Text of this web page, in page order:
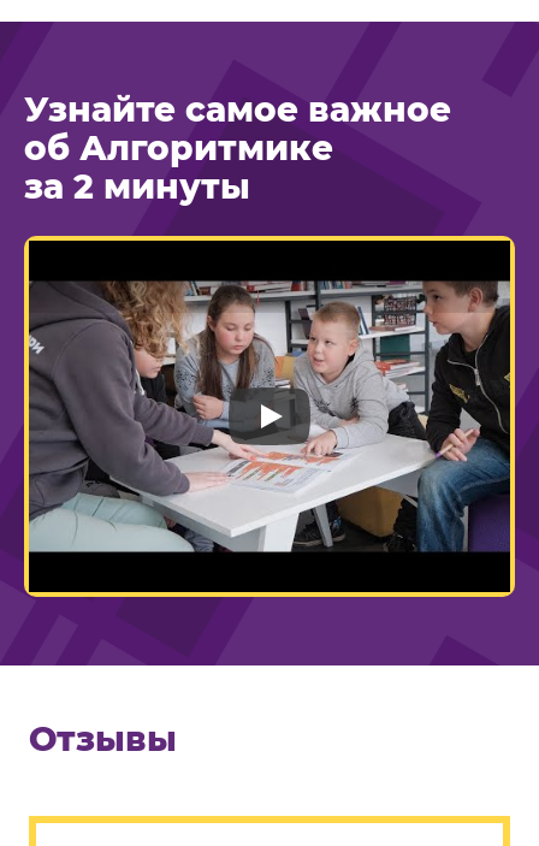
Узнайте самое важное
об Алгоритмике
за 2 минуты
Play
Отзывы